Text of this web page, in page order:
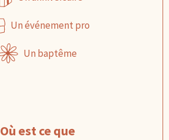
Un événement pro
Un baptême
Où est ce que